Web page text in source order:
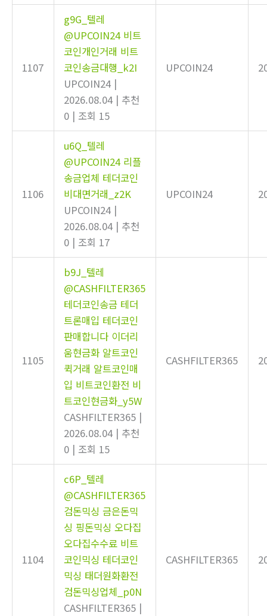
1107
g9G_텔레
@UPCOIN24 비트
코인개인거래 비트
코인송금대행_k2I
UPCOIN24 |
2026.08.04 | 추천
0 | 조회 15
UPCOIN24
1106
u6Q_텔레
@UPCOIN24 리플
송금업체 테더코인
비대면거래_z2K
UPCOIN24 |
2026.08.04 | 추천
0 | 조회 17
UPCOIN24
1105
b9J_텔레
@CASHFILTER365
테더코인송금 테더
트론매입 테더코인
판매합니다 이더리
움현금화 알트코인
퀵거래 알트코인매
입 비트코인환전 비
트코인현금화_y5W
CASHFILTER365 |
2026.08.04 | 추천
0 | 조회 15
CASHFILTER365
1104
c6P_텔레
@CASHFILTER365
검돈믹싱 금은돈믹
싱 핑돈믹싱 오다집
오다집수수료 비트
코인믹싱 테더코인
믹싱 태더원화환전
검돈믹싱업체_p0N
CASHFILTER365 |
CASHFILTER365